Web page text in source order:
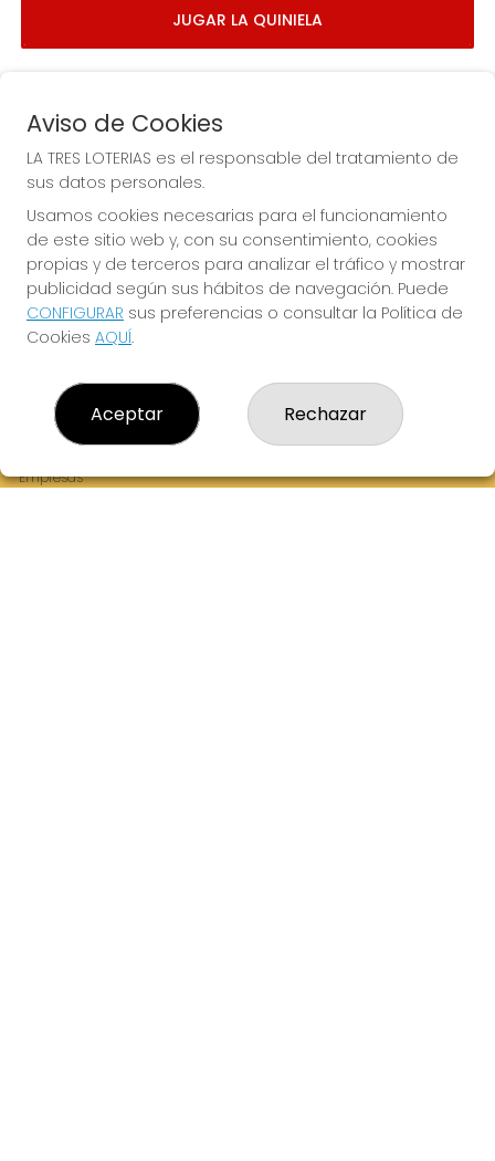
JUGAR LA QUINIELA
¡La Tres Loterias te desea Mucha Suerte!
¿Quiénes somos?
Comprar lotería
Resultados
Empresas
Aviso de Cookies
LA TRES LOTERIAS es el responsable del tratamiento de
sus datos personales.
Usamos cookies necesarias para el funcionamiento
de este sitio web y, con su consentimiento, cookies
propias y de terceros para analizar el tráfico y mostrar
publicidad según sus hábitos de navegación. Puede
CONFIGURAR sus preferencias o consultar la Política de
Cookies AQUÍ.
Aceptar Rechazar